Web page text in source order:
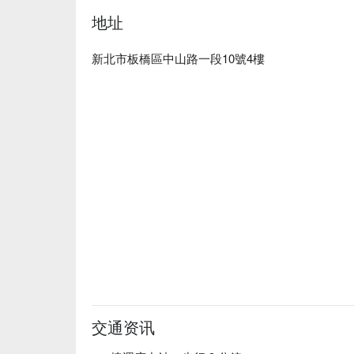
惠立刻查看⬇︎
地址
新北市板橋區中山路一段10號4樓
交通资讯